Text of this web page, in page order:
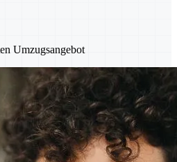
Umzugsangebot